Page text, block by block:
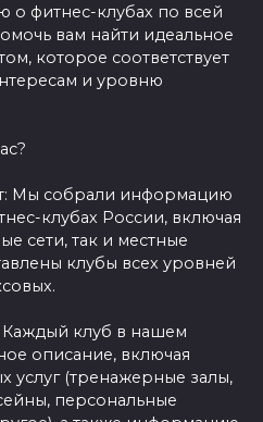
о фитнес-клубах по всей
вам найти идеальное
которое соответствует
и уровню
Мы собрали информацию
клубах России, включая
сети, так и местные
клубы всех уровней
клуб в нашем
описание, включая
услуг (тренажерные залы,
персональные